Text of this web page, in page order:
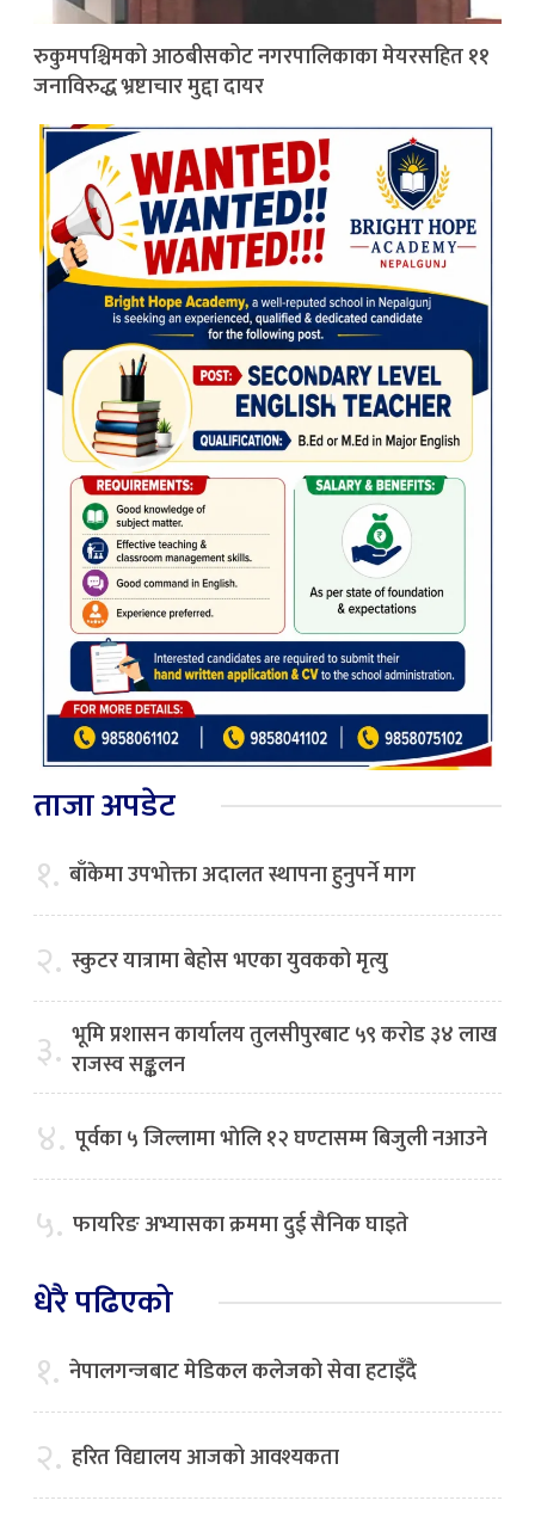
रुकुमपश्चिमको आठबीसकोट नगरपालिकाका मेयरसहित ११
जनाविरुद्ध भ्रष्टाचार मुद्दा दायर
ताजा अपडेट
१. बाँकेमा उपभोक्ता अदालत स्थापना हुनुपर्ने माग
२. स्कुटर यात्रामा बेहोस भएका युवकको मृत्यु
३. भूमि प्रशासन कार्यालय तुलसीपुरबाट ५९ करोड ३४ लाख
राजस्व सङ्कलन
४. पूर्वका ५ जिल्लामा भाेलि १२ घण्टासम्म बिजुली नआउने
५. फायरिङ अभ्यासका क्रममा दुई सैनिक घाइते
धेरै पढिएको
१. नेपालगन्जबाट मेडिकल कलेजको सेवा हटाइँदै
२. हरित विद्यालय आजको आवश्यकता